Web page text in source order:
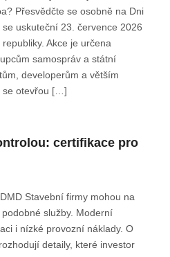
Přesvědčte se osobně na Dni
uskuteční 23. července 2026
Akce je určena
samospráv a státní
developerům a větším
se otevřou […]
certifikace pro
Stavební firmy mohou na
služby. Moderní
i nízké provozní náklady. O
detaily, které investor